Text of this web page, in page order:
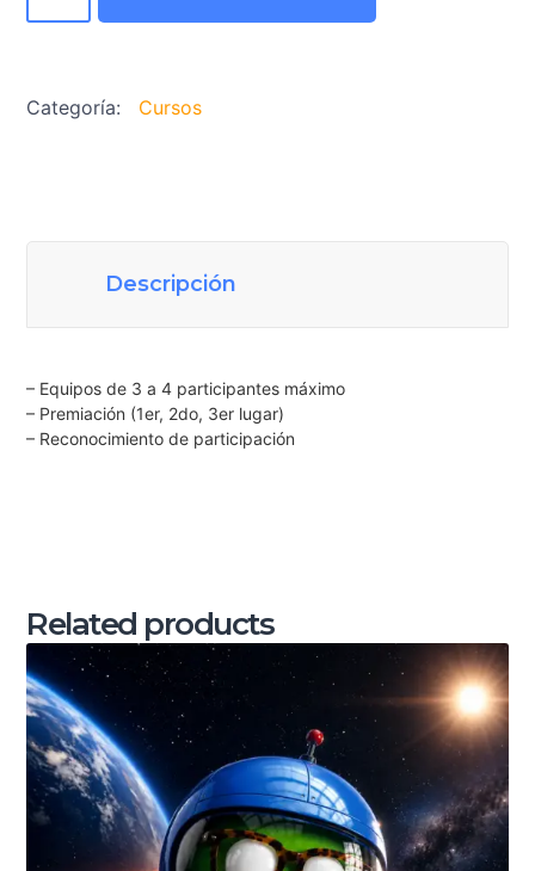
Categoría: Cursos
Descripción
– Equipos de 3 a 4 participantes máximo
– Premiación (1er, 2do, 3er lugar)
– Reconocimiento de participación
Related products